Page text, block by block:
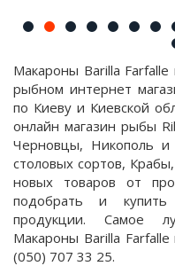
Макароны Barilla
рыбном интернет
по Киеву и Киевской
онлайн магазин рыбы
Черновцы, Никополь и
столовых сортов,
новых товаров от
подобрать и купить
продукции. Самое
Макароны Barilla
(050) 707 33 25.